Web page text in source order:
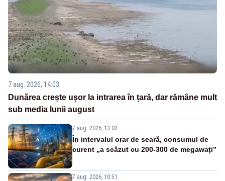
7 aug. 2026, 14:03
Dunărea crește ușor la intrarea în țară, dar rămâne mult
sub media lunii august
7 aug. 2026, 13:02
În intervalul orar de seară, consumul de
curent „a scăzut cu 200-300 de megawați”
7 aug. 2026, 10:51